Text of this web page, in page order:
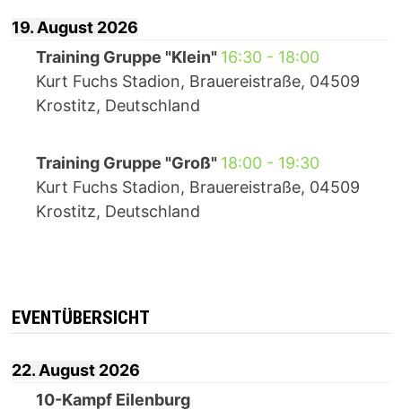
19. August 2026
Training Gruppe "Klein" 16:30- 18:00
Kurt Fuchs Stadion, Brauereistraße, 04509
Krostitz, Deutschland
Training Gruppe "Groß" 18:00- 19:30
Kurt Fuchs Stadion, Brauereistraße, 04509
Krostitz, Deutschland
EVENTÜBERSICHT
22. August 2026
10-Kampf Eilenburg